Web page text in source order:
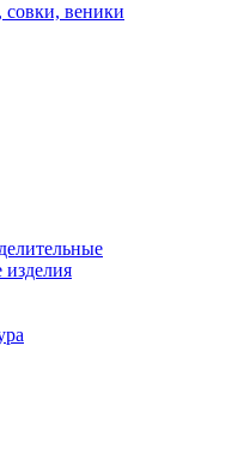
веники
изделия